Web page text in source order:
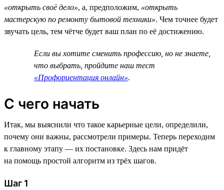
«открыть своё дело», а, предположим, «открыть
мастерскую по ремонту бытовой техники». Чем точнее будет
звучать цель, тем чётче будет ваш план по её достижению.
Если вы хотите сменить профессию, но не знаете,
что выбрать, пройдите наш тест
«Профориентация онлайн».
С чего начать
Итак, мы выяснили что такое карьерные цели, определили,
почему они важны, рассмотрели примеры. Теперь переходим
к главному этапу — их постановке. Здесь нам придёт
на помощь простой алгоритм из трёх шагов.
Шаг 1